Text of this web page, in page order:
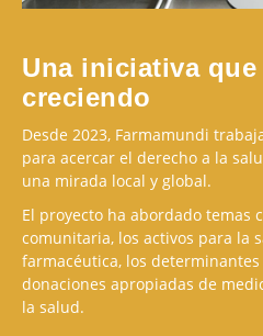
Una iniciativa
creciendo
Desde 2023, Farmamundi
para acercar el derecho a la
una mirada local y global.
El proyecto ha abordado temas
comunitaria, los activos para la
farmacéutica, los
donaciones apropiadas de
la salud.